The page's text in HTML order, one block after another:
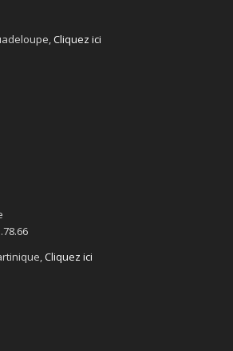
Cliquez ici
Cliquez ici